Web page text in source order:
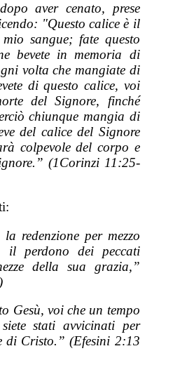
aver cenato, prese
"Questo calice è il
sangue; fate questo
bevete in memoria di
volta che mangiate di
di questo calice, voi
del Signore, finché
chiunque mangia di
del calice del Signore
colpevole del corpo e
(1Corinzi 11:25-
redenzione per mezzo
il perdono dei peccati
della sua grazia,”
Gesù, voi che un tempo
stati avvicinati per
di Cristo.” (Efesini 2:13